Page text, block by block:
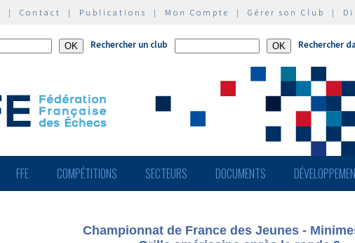
| Contact | Publications | Mon Compte | Gérer son Club |
Rechercher un club Rechercher
FFE COMPÉTITIONS SECTEURS DOCUMENTS
Championnat de France des Jeunes -